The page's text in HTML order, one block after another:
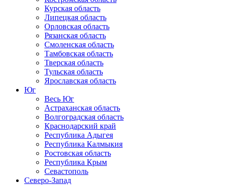
Курская область
Липецкая область
Орловская область
Рязанская область
Смоленская область
Тамбовская область
Тверская область
Тульская область
Ярославская область
Юг
Весь Юг
Астраханская область
Волгоградская область
Краснодарский край
Республика Адыгея
Республика Калмыкия
Ростовская область
Республика Крым
Севастополь
Северо-Запад